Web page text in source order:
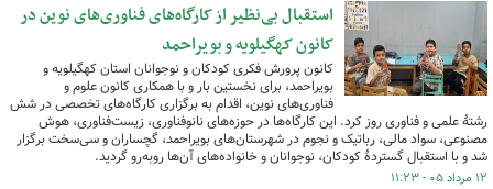
استقبال بی‌نظیر از کارگاه‌های فناوری‌های نوین در
کانون کهگیلویه و بویراحمد
کانون پرورش فکری کودکان و نوجوانان استان کهگیلویه و
بویراحمد، برای نخستین بار و با همکاری کانون علوم و
فناوری‌های نوین، اقدام به برگزاری کارگاه‌های تخصصی در شش
رشتهٔ علمی و فناوری روز کرد. این کارگاه‌ها در حوزه‌های نانوفناوری، زیست‌فناوری، هوش
مصنوعی، سواد مالی، رباتیک و نجوم در شهرستان‌های بویراحمد، گچساران و سی‌سخت برگزار
شد و با استقبال گستردهٔ کودکان، نوجوانان و خانواده‌های آن‌ها روبه‌رو گردید.
۱۲ مرداد ۰۵ - ۱۱:۲۳